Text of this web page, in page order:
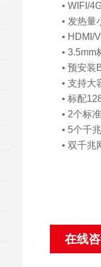
• WIFI/
• 发热
• HDMI/
• 3.5mm
• 预安装
• 支持大
• 标配
• 2个标
• 5个千
• 双千兆
在线